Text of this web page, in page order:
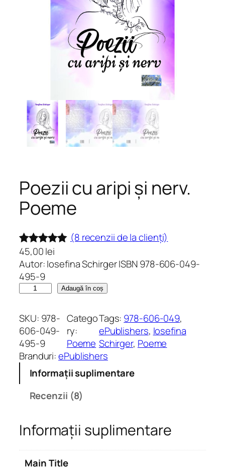
Poezii cu aripi și nerv.
Poeme
Evaluat la
5.00din 5
pe baza a
8
evaluări de
(8 recenzii de la clienți)
45,00lei
Autor: Iosefina Schirger ISBN 978-606-049-
495-9
n
t
t
a
e
z
i
Adaugă în coș
SKU: 978-
606-049-
495-9
Catego
ry:
Poeme
Tags: 978-606-049
ePublishers, Iosefina
Schirger, Poeme
Branduri:ePublishers
Informații suplimentare
Recenzii (8)
Informații suplimentare
Main Title